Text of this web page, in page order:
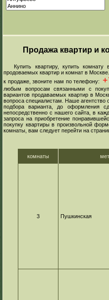
Продажа квартир и
Купить квартиру, купить комнату
продоваемых квартир и комнат в
к продаже, звоните нам по телефону:
любым вопросам связанными с
вариантов продаваемых квартир в
вопроса специалистам. Наше агентство
подбора варианта, до оформления
непосредственно с нашего сайта, в
запроса на приобретение
покупку квартиры в произвольной
комнаты, вам следует перейти на
комнаты
3 Пушкинская